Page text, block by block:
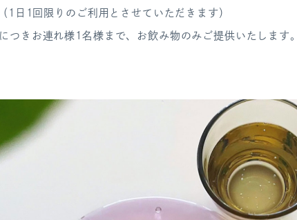
日1回限りのご利用とさせていただきます）
つきお連れ様1名様まで、 お飲み物のみご提供いたします。